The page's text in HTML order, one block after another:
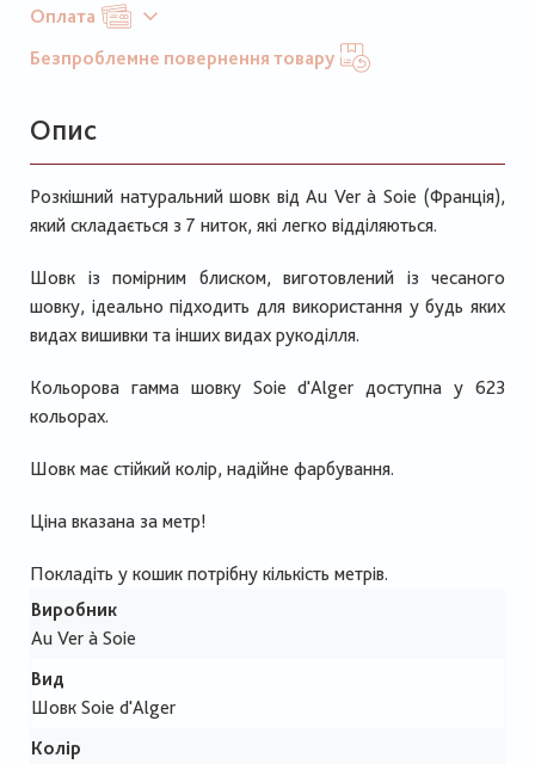
Оплата
Безпроблемне повернення товару
Опис
Розкішний натуральний шовк від Au Ver à Soie (Франція),
який складається з 7 ниток, які легко відділяються.
Шовк із помірним блиском, виготовлений із чесаного
шовку, ідеально підходить для використання у будь яких
видах вишивки та інших видах рукоділля.
Кольорова гамма шовку Soie d'Alger доступна у 623
кольорах.
Шовк має стійкий колір, надійне фарбування.
Ціна вказана за метр!
Покладіть у кошик потрібну кількість метрів.
Виробник
Au Ver à Soie
Вид
Шовк Soie d'Alger
Колір